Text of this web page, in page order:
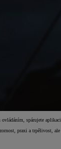
spárujete
praxi a trpělivost,